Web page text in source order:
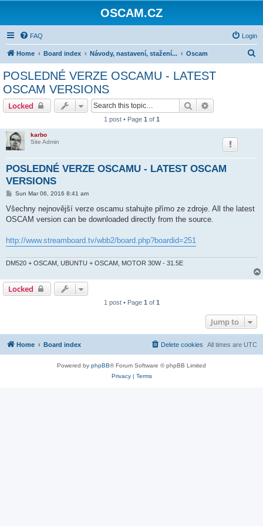
OSCAM.CZ
FAQ Login
Home Board index Návody, nastavení, stažení... Oscam
POSLEDNÉ VERZE OSCAMU - LATEST
OSCAM VERSIONS
Locked Search
1 post • Page 1 of 1
karbo
Site Admin
POSLEDNÉ VERZE OSCAMU - LATEST OSCAM
VERSIONS
P
s
Sun Mar 06, 2016 8:41 am
Všechny nejnovější verze oscamu stahujte přímo ze zdroje. All the latest
OSCAM version can be downloaded directly from the source.
http://www.streamboard.tv/wbb2/board.php?boardid=251
DM520 + OSCAM, UBUNTU + OSCAM, MOTOR 30W - 31.5E
Locked
1 post • Page 1 of 1
Jump to
Home Board index All times are UTC
Delete cookies
Powered by phpBB® Forum Software © phpBB Limited
Privacy| Terms